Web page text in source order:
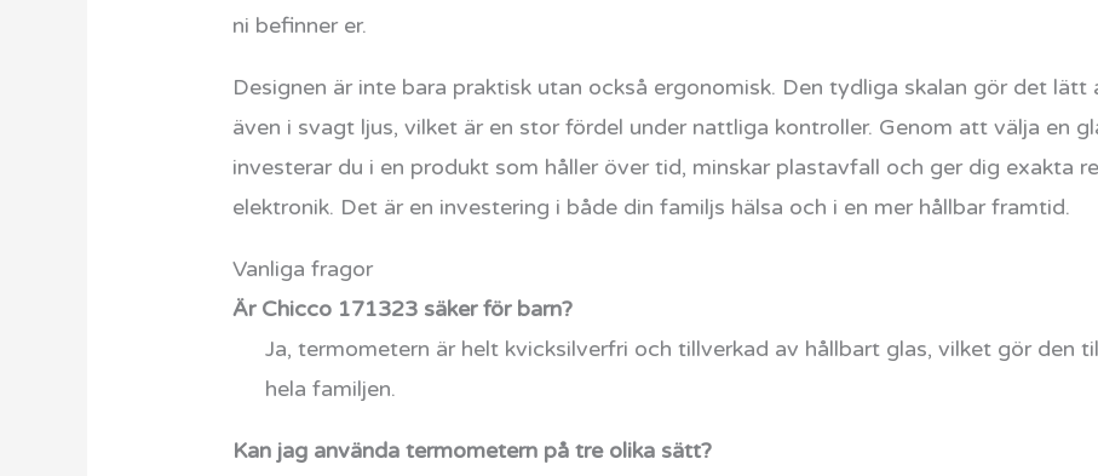
ni befinner er.
Designen är inte bara praktisk utan också ergonomisk. Den tydliga skalan gör det
även i svagt ljus, vilket är en stor fördel under nattliga kontroller. Genom att välja en
investerar du i en produkt som håller över tid, minskar plastavfall och ger dig exakta
elektronik. Det är en investering i både din familjs hälsa och i en mer hållbar framtid.
Vanliga fragor
Är Chicco 171323 säker för barn?
Ja, termometern är helt kvicksilverfri och tillverkad av hållbart glas, vilket gör den
hela familjen.
Kan jag använda termometern på tre olika sätt?